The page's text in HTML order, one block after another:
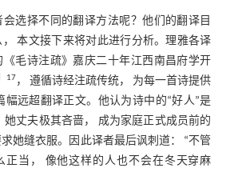
会选择不同的翻译方法呢？他们的翻译目
， 本文接下来将对此进行分析。理雅各译
《毛诗注疏》嘉庆二十年江西南昌府学开
］17， 遵循诗经注疏传统， 为每一首诗提供
幅远超翻译正文。他认为诗中的“好人”是
她丈夫极其吝啬， 成为家庭正式成员前的
她缝衣服。因此译者最后讽刺道： “不管
正当， 像他这样的人也不会在冬天穿麻